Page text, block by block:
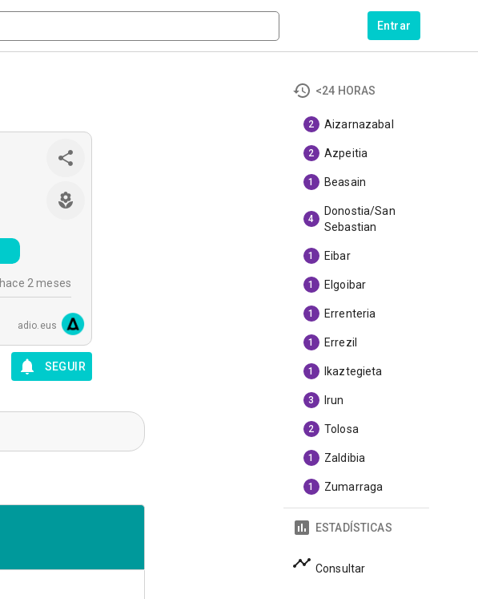
Entrar
hace 2 meses
adio.eus
SEGUIR
<24 HORAS
2 Aizarnazabal
2 Azpeitia
1 Beasain
4
Donostia/San
Sebastian
1 Eibar
1 Elgoibar
1 Errenteria
1 Errezil
1 Ikaztegieta
3 Irun
2 Tolosa
1 Zaldibia
1 Zumarraga
ESTADÍSTICAS
Consultar